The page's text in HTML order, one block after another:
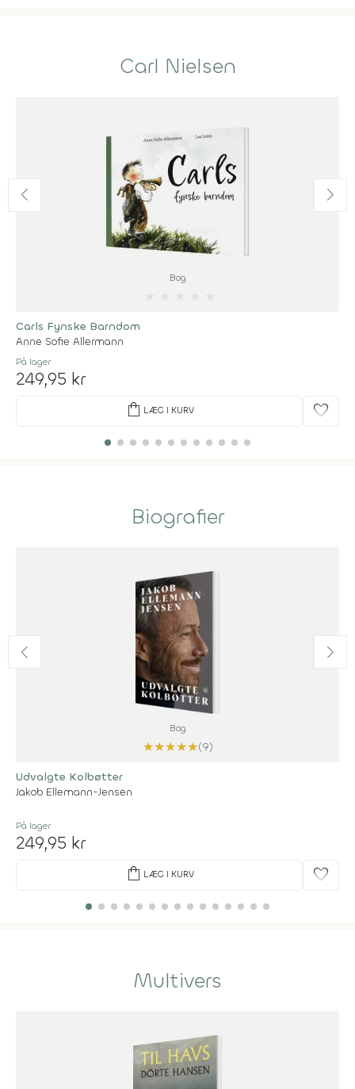
Carl Nielsen
Bog
Carls Fynske Barndom
Anne Sofie Allermann
På lager
249,95 kr
shopping_bag LÆG I KURV favorite
Biografier
Bog
★★★★★(9)
Udvalgte Kolbøtter
Jakob Ellemann-Jensen
På lager
249,95 kr
shopping_bag LÆG I KURV favorite
Multivers